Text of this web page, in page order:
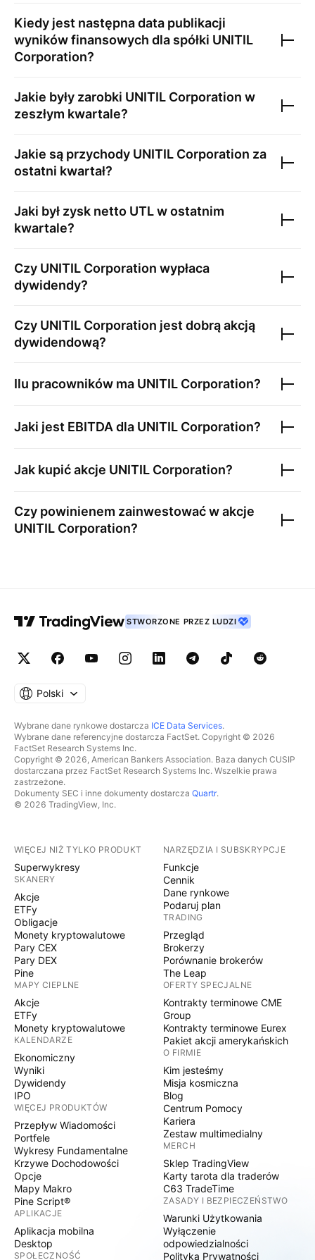
Kiedy jest następna data publikacji
wyników finansowych dla spółki UNITIL
Corporation?
Jakie były zarobki UNITIL Corporation w
zeszłym kwartale?
Jakie są przychody UNITIL Corporation za
ostatni kwartał?
Jaki był zysk netto UTLw ostatnim
kwartale?
Czy UNITIL Corporation wypłaca
dywidendy?
Czy UNITIL Corporation jest dobrą akcją
dywidendową?
Ilu pracowników ma UNITIL Corporation?
Jaki jest EBITDA dla UNITIL Corporation?
Jak kupić akcje UNITIL Corporation?
Czy powinienem zainwestować w akcje
UNITIL Corporation?
STWORZONE PRZEZ LUDZI
Polski
Wybrane dane rynkowe dostarcza ICE Data Services.
Wybrane dane referencyjne dostarcza FactSet. Copyright © 2026
FactSet Research Systems Inc.
Copyright © 2026, American Bankers Association. Baza danych CUSIP
dostarczana przez FactSet Research Systems Inc. Wszelkie prawa
zastrzeżone.
Dokumenty SEC i inne dokumenty dostarcza Quartr.
© 2026 TradingView, Inc.
WIĘCEJ NIŻ TYLKO PRODUKT
Superwykresy
SKANERY
Akcje
ETFy
Obligacje
Monety kryptowalutowe
Pary CEX
Pary DEX
Pine
MAPY CIEPLNE
Akcje
ETFy
Monety kryptowalutowe
KALENDARZE
Ekonomiczny
Wyniki
Dywidendy
IPO
WIĘCEJ PRODUKTÓW
Przepływ Wiadomości
Portfele
Wykresy Fundamentalne
Krzywe Dochodowości
Opcje
Mapy Makro
Pine Script®
APLIKACJE
Aplikacja mobilna
Desktop
SPOŁECZNOŚĆ
NARZĘDZIA I SUBSKRYPCJE
Funkcje
Cennik
Dane rynkowe
Podaruj plan
TRADING
Przegląd
Brokerzy
Porównanie brokerów
The Leap
OFERTY SPECJALNE
Kontrakty terminowe CME
Group
Kontrakty terminowe Eurex
Pakiet akcji amerykańskich
O FIRMIE
Kim jesteśmy
Misja kosmiczna
Blog
Centrum Pomocy
Kariera
Zestaw multimedialny
MERCH
Sklep TradingView
Karty tarota dla traderów
C63 TradeTime
ZASADY I BEZPIECZEŃSTWO
Warunki Użytkowania
Wyłączenie
odpowiedzialności
Polityka Prywatności